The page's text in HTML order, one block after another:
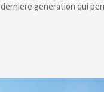
derniere generation qui